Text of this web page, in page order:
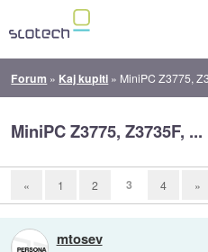
Forum » Kaj kupiti » MiniPC Z3775,
MiniPC Z3775, Z3735F,
« 1 2 3 4 »
mtosev